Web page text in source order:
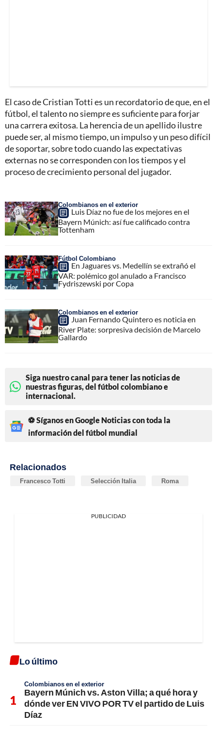
El caso de Cristian Totti es un recordatorio de que, en el
fútbol, el talento no siempre es suficiente para forjar
una carrera exitosa. La herencia de un apellido ilustre
puede ser, al mismo tiempo, un impulso y un peso difícil
de soportar, sobre todo cuando las expectativas
externas no se corresponden con los tiempos y el
proceso de crecimiento personal del jugador.
Colombianos en el exterior
Luis Díaz no fue de los mejores en el
Bayern Múnich: así fue calificado contra
Tottenham
Fútbol Colombiano
En Jaguares vs. Medellín se extrañó el
VAR: polémico gol anulado a Francisco
Fydriszewski por Copa
Colombianos en el exterior
Juan Fernando Quintero es noticia en
River Plate: sorpresiva decisión de Marcelo
Gallardo
Siga nuestro canal para tener las noticias de
nuestras figuras, del fútbol colombiano e
internacional.
⚽ Síganos en Google Noticias con toda la
información del fútbol mundial
Relacionados
Francesco Totti Selección Italia Roma
PUBLICIDAD
Lo último
Colombianos en el exterior
Bayern Múnich vs. Aston Villa; a qué hora y
dónde ver EN VIVO POR TV el partido de Luis
Díaz